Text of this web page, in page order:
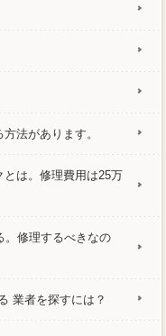
法があります。
は。修理費用は25万
。修理するべきなの
業者を探すには？